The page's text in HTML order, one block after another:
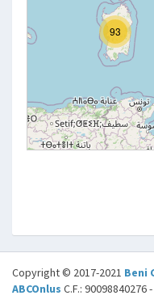
Copyright © 2017-2021 Beni
ABCOnlus C.F.: 90098840276